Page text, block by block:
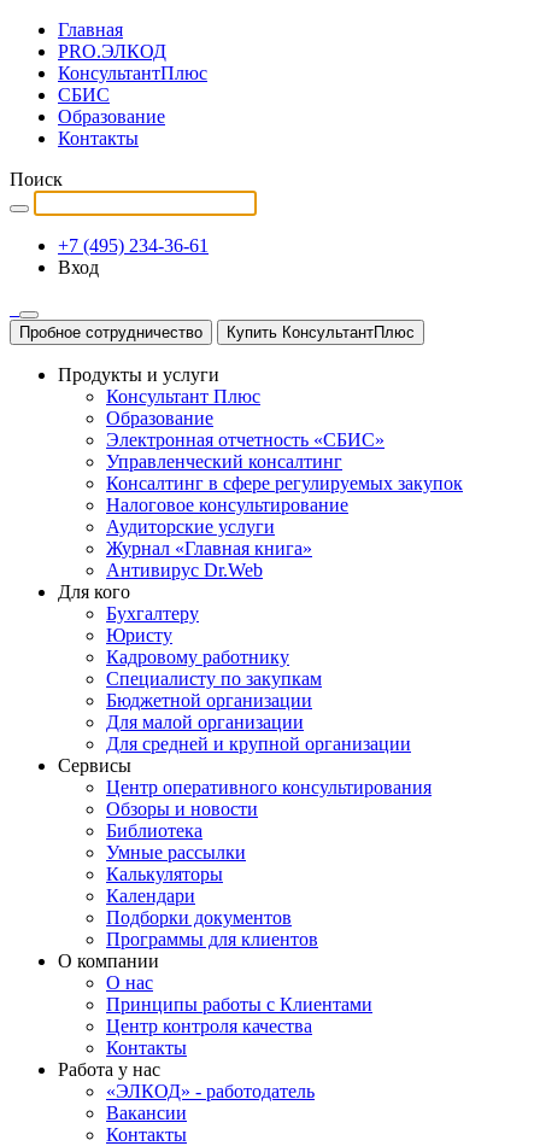
Главная
PRO.ЭЛКОД
КонсультантПлюс
СБИС
Образование
Контакты
Поиск
+7 (495) 234-36-61
Вход
Пробное сотрудничество Купить КонсультантПлюс
Продукты и услуги
Консультант Плюс
Образование
Электронная отчетность «СБИС»
Управленческий консалтинг
Консалтинг в сфере регулируемых закупок
Налоговое консультирование
Аудиторские услуги
Журнал «Главная книга»
Антивирус Dr.Web
Для кого
Бухгалтеру
Юристу
Кадровому работнику
Специалисту по закупкам
Бюджетной организации
Для малой организации
Для средней и крупной организации
Сервисы
Центр оперативного консультирования
Обзоры и новости
Библиотека
Умные рассылки
Калькуляторы
Календари
Подборки документов
Программы для клиентов
О компании
О нас
Принципы работы с Клиентами
Центр контроля качества
Контакты
Работа у нас
«ЭЛКОД» - работодатель
Вакансии
Контакты